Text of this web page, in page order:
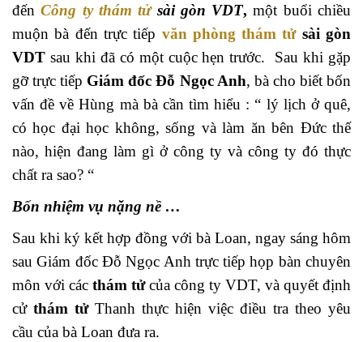
đếnCông ty thám tửsài gòn VDT,một buổi chiều
muộn bà đến trực tiếp văn phòng thám tửsài gòn
VDT sau khi đã có một cuộc hẹn trước. Sau khi gặp
gỡ trực tiếp Giám đốc Đỗ Ngọc Anh, bà cho biết bốn
vấn đề về Hùng mà bà cần tìm hiểu : “ lý lịch ở quê,
có học đại học không, sống và làm ăn bên Đức thế
nào, hiện đang làm gì ở công ty và công ty đó thực
chất ra sao? “
Bốn nhiệm vụ nặng nề …
Sau khi ký kết hợp đồng với bà Loan, ngay sáng hôm
sau Giám đốc Đỗ Ngọc Anh trực tiếp họp bàn chuyên
môn với các thám tửcủa công ty VDT, và quyết định
cử thám tửThanh thực hiện việc điều tra theo yêu
cầu của bà Loan đưa ra.